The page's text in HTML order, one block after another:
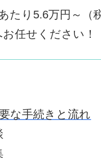
たり5.6万円～
任せください！
な手続きと流れ